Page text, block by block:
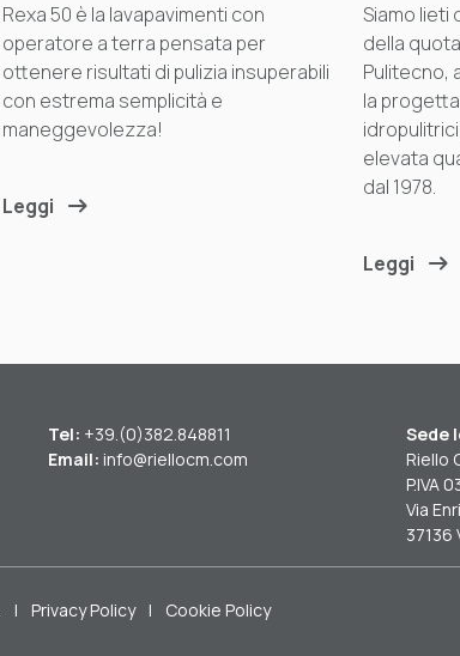
Rexa 50 è la lavapavimenti con
operatore a terra pensata per
ottenere risultati di pulizia insuperabili
con estrema semplicità e
maneggevolezza!
Leggi
Siamo lieti
della
Pulitecno,
la
elevata
dal 1978.
Leggi
Tel: +39.(0)382.848811
Email:info@riellocm.com
Sede
Riello
P.IVA
Via
37136
| Privacy Policy | Cookie Policy